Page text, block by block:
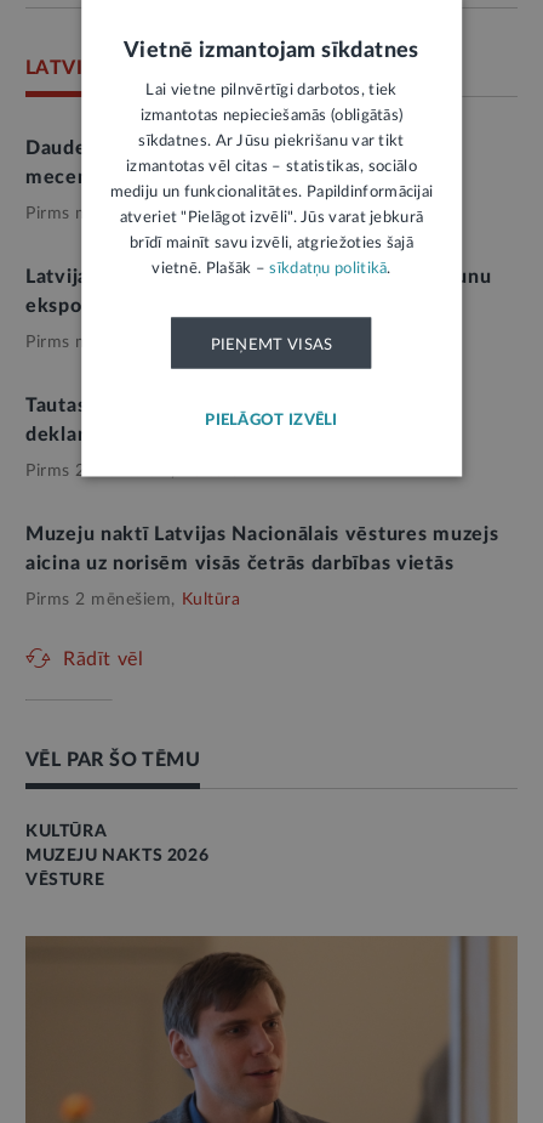
LATVIJAS NACIONĀLAIS VĒSTURES MUZEJS
Dauderos atzīmēs kolekcionāra un kultūras
mecenāta Gaida Graudiņa 100 gadu jubileju
Pirms mēneša, Kultūra
Latvijas Nacionālajā vēstures muzejā atklās jaunu
ekspozīciju “Livonijas pilis”
Pirms mēneša,
Tautas frontes muzejā stāstīs par 4. maija
deklarācijas tapšanu
Pirms 2 mēnešiem,
Muzeju naktī Latvijas Nacionālais vēstures muzejs
aicina uz norisēm visās četrās darbības vietās
Pirms 2 mēnešiem, Kultūra
Rādīt vēl
VĒL PAR ŠO TĒMU
KULTŪRA
MUZEJU NAKTS 2026
VĒSTURE
Vietnē izmantojam sīkdatnes
Lai vietne pilnvērtīgi darbotos, tiek
izmantotas nepieciešamās (obligātās)
sīkdatnes. Ar Jūsu piekrišanu var tikt
izmantotas vēl citas – statistikas, sociālo
mediju un funkcionalitātes. Papildinformācijai
atveriet "Pielāgot izvēli". Jūs varat jebkurā
brīdī mainīt savu izvēli, atgriežoties šajā
vietnē. Plašāk –sīkdatņu politikā.
PIEŅEMT VISAS
PIELĀGOT IZVĒLI